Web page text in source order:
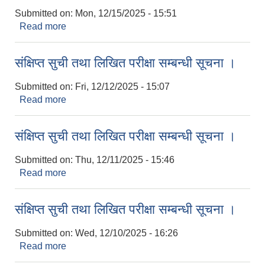
Submitted on: Mon, 12/15/2025 - 15:51
Read more
संक्षिप्त सुची तथा लिखित परीक्षा सम्बन्धी सूचना ।
Submitted on: Fri, 12/12/2025 - 15:07
Read more
संक्षिप्त सुची तथा लिखित परीक्षा सम्बन्धी सूचना ।
Submitted on: Thu, 12/11/2025 - 15:46
Read more
संक्षिप्त सुची तथा लिखित परीक्षा सम्बन्धी सूचना ।
Submitted on: Wed, 12/10/2025 - 16:26
Read more